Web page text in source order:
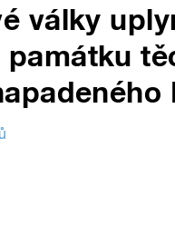
války